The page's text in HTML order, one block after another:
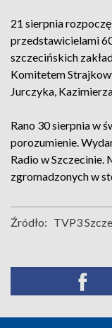
21 sierpnia
przedstawicielami
szczecińskich
Komitetem
Jurczyka,
Rano 30 sierpnia w
porozumienie.
Radio w
zgromadzonych w
Źródło: TVP3